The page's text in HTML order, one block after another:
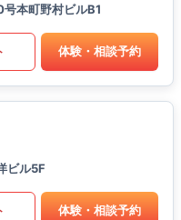
本町野村ビルB1
体験・相談予約
ビル5F
体験・相談予約